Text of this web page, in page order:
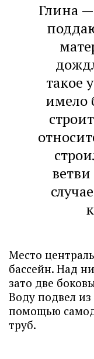
Глина
такое
имело
Место
бассейн. Над
зато две
Воду подвел
помощью
труб.